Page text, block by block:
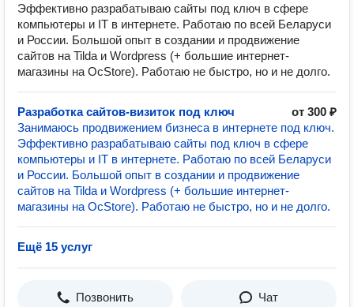
Эффективно разрабатываю сайты под ключ в сфере
компьютеры и IT в интернете. Работаю по всей Беларуси
и России. Большой опыт в создании и продвижение
сайтов на Tilda и Wordpress (+ большие интернет-
магазины на OcStore). Работаю не быстро, но и не долго.
Разработка сайтов-визиток под ключ
от 300 ₽
Занимаюсь продвижением бизнеса в интернете под ключ.
Эффективно разрабатываю сайты под ключ в сфере
компьютеры и IT в интернете. Работаю по всей Беларуси
и России. Большой опыт в создании и продвижение
сайтов на Tilda и Wordpress (+ большие интернет-
магазины на OcStore). Работаю не быстро, но и не долго.
Ещё 15 услуг
Позвонить Чат